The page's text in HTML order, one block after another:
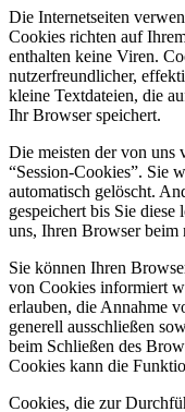
Die Internetseiten
Cookies richten auf
enthalten keine Viren.
nutzerfreundlicher,
kleine Textdateien, die
Ihr Browser speichert.
Die meisten der von uns
“Session-Cookies”. Sie
automatisch gelöscht.
gespeichert bis Sie
uns, Ihren Browser beim
Sie können Ihren
von Cookies informiert
erlauben, die Annahme
generell ausschließen
beim Schließen des
Cookies kann die
Cookies, die zur